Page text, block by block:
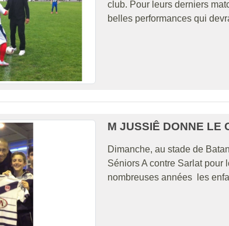
club. Pour leurs derniers
belles performances qui
M JUSSIÊ DONNE LE
Dimanche, au stade de
Séniors A contre Sarlat pour
nombreuses années les